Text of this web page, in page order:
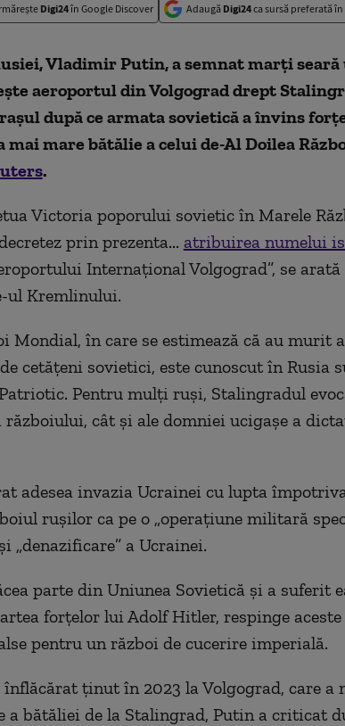
Digi24în Google Discover Adaugă Digi24ca sursă preferată
Vladimir Putin, a semnat marți
aeroportul din Volgograd drept
după ce armata sovietică a învins
mai mare bătălie a celui de-Al Doilea
.
Victoria poporului sovietic în Marele
prin prezenta... atribuirea numelui
Internațional Volgograd”, se
ul Kremlinului.
Mondial, în care se estimează că au murit
cetățeni sovietici, este cunoscut în Rusia
Pentru mulți ruși, Stalingradul
cât și ale domniei ucigașe a
adesea invazia Ucrainei cu lupta
rușilor ca pe o „operațiune militară
„denazificare” a Ucrainei.
parte din Uniunea Sovietică și a suferit
forțelor lui Adolf Hitler, respinge
pentru un război de cucerire imperială.
ținut în 2023 la Volgograd, care a
a bătăliei de la Stalingrad, Putin a criticat